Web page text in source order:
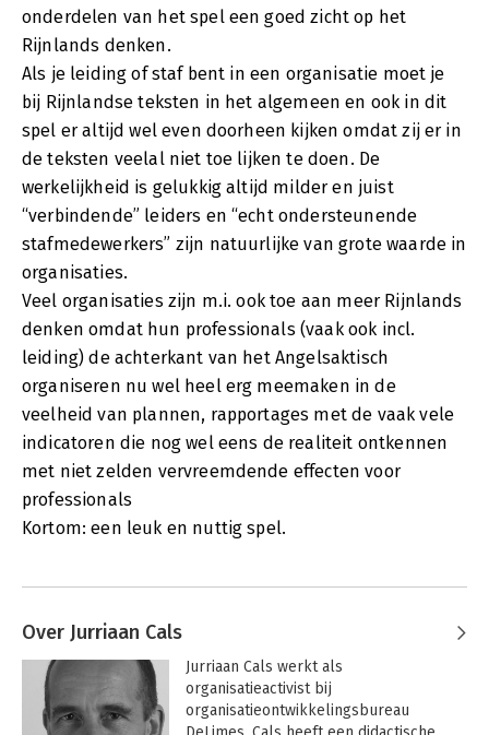
onderdelen van het spel een goed zicht op het
Rijnlands denken.
Als je leiding of staf bent in een organisatie moet je
bij Rijnlandse teksten in het algemeen en ook in dit
spel er altijd wel even doorheen kijken omdat zij er in
de teksten veelal niet toe lijken te doen. De
werkelijkheid is gelukkig altijd milder en juist
“verbindende” leiders en “echt ondersteunende
stafmedewerkers” zijn natuurlijke van grote waarde in
organisaties.
Veel organisaties zijn m.i. ook toe aan meer Rijnlands
denken omdat hun professionals (vaak ook incl.
leiding) de achterkant van het Angelsaktisch
organiseren nu wel heel erg meemaken in de
veelheid van plannen, rapportages met de vaak vele
indicatoren die nog wel eens de realiteit ontkennen
met niet zelden vervreemdende effecten voor
professionals
Kortom: een leuk en nuttig spel.
Over Jurriaan Cals
Jurriaan Cals werkt als
organisatieactivist bij
organisatieontwikkelingsbureau